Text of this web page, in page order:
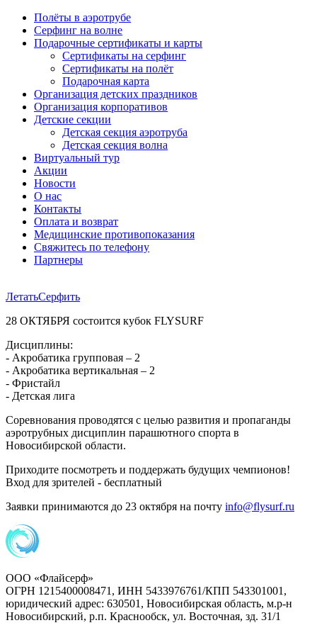
Полёты в аэротрубе
Серфинг на волне
Подарочные сертификаты и карты
Сертификаты на серфинг
Сертификаты на полёт
Подарочная карта
Организация детских праздников
Организация корпоративов
Детские секции
Детская секция аэротруба
Детская секция волна
Виртуальный тур
Акции
Новости
О нас
Контакты
Оплата и возврат
Медицинские противопоказания
Свяжитесь по телефону
Партнеры
ЛетатьСерфить
28 ОКТЯБРЯ состоится кубок FLYSURF
Дисциплины:
- Акробатика групповая – 2
- Акробатика вертикальная – 2
- Фристайл
- Детская лига
Соревнования проводятся с целью развития и пропаганды
аэротрубных дисциплин парашютного спорта в
Новосибирской области.
Приходите посмотреть и поддержать будущих чемпионов!
Вход для зрителей - бесплатный
Заявки принимаются до 23 октября на почту info@flysurf.ru
ООО «Флайсерф»
ОГРН 1215400008471, ИНН 5433976761/КПП 543301001,
юридический адрес: 630501, Новосибирская область, м.р-н
Новосибирский, р.п. Краснообск, ул. Восточная, зд. 31/1